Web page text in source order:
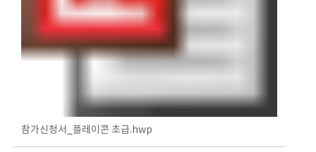
참가신청서_플레이콘 초급.hwp